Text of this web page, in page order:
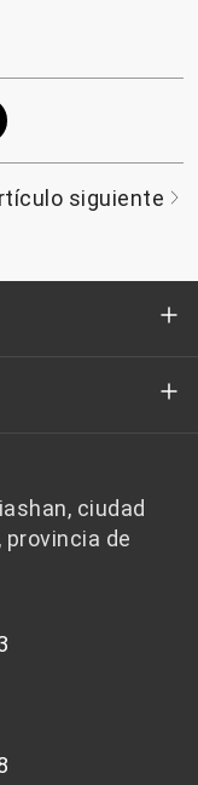
siguiente
para botellas
ciudad
provincia de